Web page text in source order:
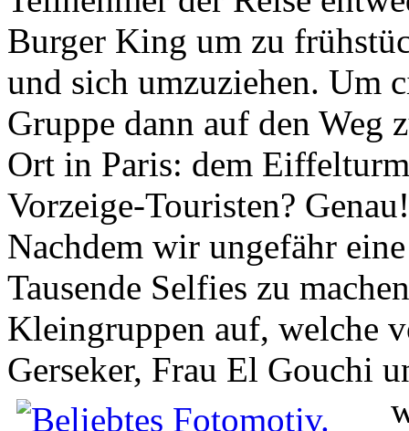
Burger King um zu
und sich umzuziehen. Um
Gruppe dann auf den Weg
Ort in Paris: dem
Vorzeige-Touristen?
Nachdem wir ungefähr
Tausende Selfies zu
Kleingruppen auf, welche
Gerseker, Frau El Gouchi